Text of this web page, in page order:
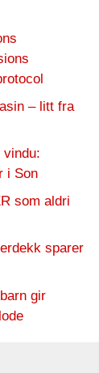
– litt fra
i Son
som aldri
sparer
gir